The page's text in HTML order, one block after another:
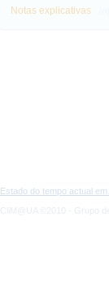
Notas explicativas
Estado do tempo actual em
CliM@UA ©2010 - Grupo